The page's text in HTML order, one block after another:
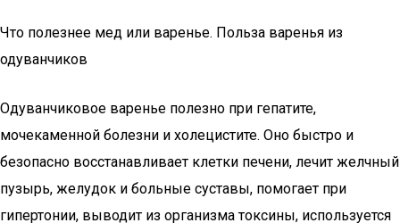
Что полезнее мед или варенье. Польза варенья из
одуванчиков
Одуванчиковое варенье полезно при гепатите,
мочекаменной болезни и холецистите. Оно быстро и
безопасно восстанавливает клетки печени, лечит желчный
пузырь, желудок и больные суставы, помогает при
гипертонии, выводит из организма токсины, используется